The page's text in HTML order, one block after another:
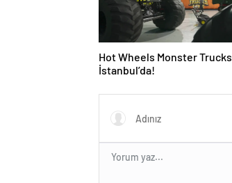
Hot Wheels Monster Trucks
İstanbul’da!